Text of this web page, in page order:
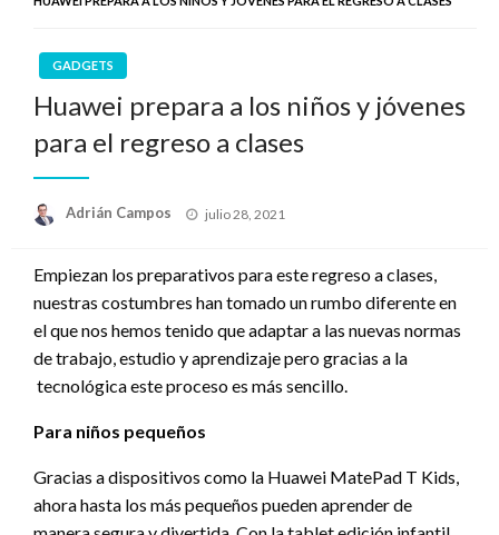
GADGETS
Huawei prepara a los niños y jóvenes
para el regreso a clases
Adrián Campos
Publicado
julio 28, 2021
Empiezan los preparativos para este regreso a clases,
nuestras costumbres han tomado un rumbo diferente en
el que nos hemos tenido que adaptar a las nuevas normas
de trabajo, estudio y aprendizaje pero gracias a la
tecnológica este proceso es más sencillo.
Para niños pequeños
Gracias a dispositivos como la Huawei MatePad T Kids,
ahora hasta los más pequeños pueden aprender de